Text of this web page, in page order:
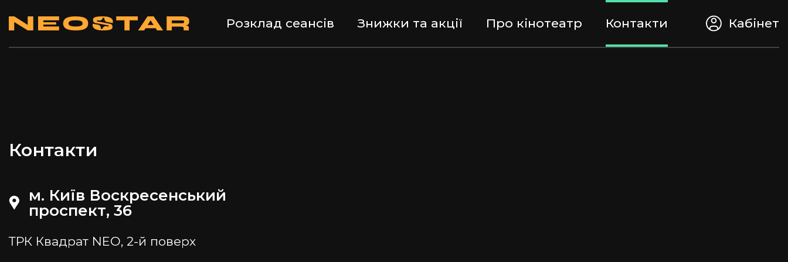
Розклад сеансів Знижки та акції Про кінотеатр Контакти Кабінет
Контакти
м. Київ Воскресенський
проспект, 36
ТРК Квадрат NEO, 2-й поверх